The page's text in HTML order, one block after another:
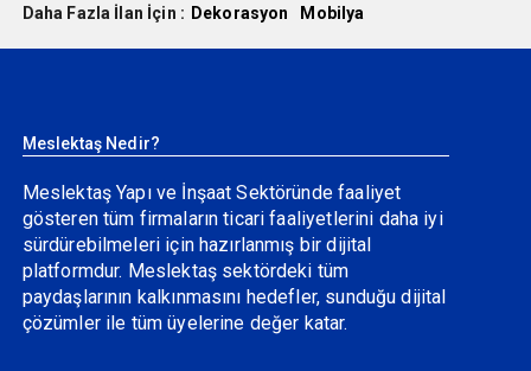
Daha Fazla İlan İçin : Dekorasyon Mobilya
Meslektaş Nedir?
Meslektaş Yapı ve İnşaat Sektöründe faaliyet
gösteren tüm firmaların ticari faaliyetlerini daha iyi
sürdürebilmeleri için hazırlanmış bir dijital
platformdur. Meslektaş sektördeki tüm
paydaşlarının kalkınmasını hedefler, sunduğu dijital
çözümler ile tüm üyelerine değer katar.